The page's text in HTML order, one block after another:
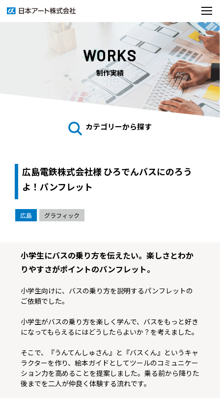
WORKS
制作実績
カテゴリーから探す
広島電鉄株式会社様 ひろでんバスにのろう
よ！パンフレット
広島 グラフィック
小学生にバスの乗り方を伝えたい。楽しさとわか
りやすさがポイントのパンフレット。
小学生向けに、バスの乗り方を説明するパンフレットの
ご依頼でした。
小学生がバスの乗り方を楽しく学んで、バスをもっと好き
になってもらえるにはどうしたらよいか？を考えました。
そこで、『うんてんしゅさん』と『バスくん』というキャ
ラクターを作り、絵本ガイドとしてツールのコミュニケー
ション力を高めることを提案しました。乗る前から降りた
後までを二人が仲良く体験する流れです。